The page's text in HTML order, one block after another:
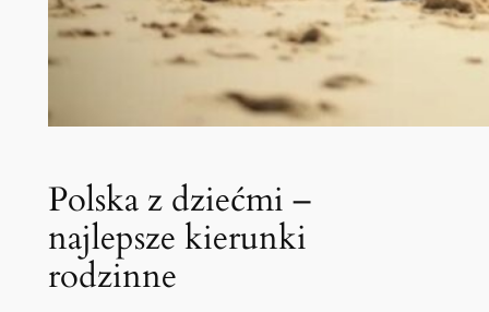
Polska z dziećmi –
najlepsze kierunki
rodzinne